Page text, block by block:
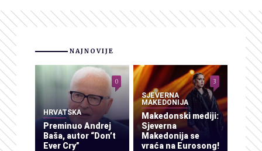
NAJNOVIJE
HRVATSKA
Preminuo Andrej
Baša, autor “Don’t
Ever Cry”
0
SJEVERNA
MAKEDONIJA
Makedonski mediji:
Sjeverna
Makedonija se
vraća na Eurosong!
3